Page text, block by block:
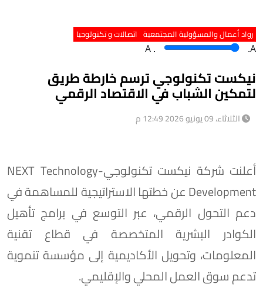
رواد أعمال والمسؤولية المجتمعية اتصالات و تكنولوجيا
A . .A
نيكست تكنولوجي ترسم خارطة طريق
لتمكين الشباب في الاقتصاد الرقمي
الثلاثاء، 09 يونيو 2026 12:49 م
أعلنت شركة نيكست تكنولوجي-NEXT Technology
Development عن خطتها الاستراتيجية للمساهمة في
دعم التحول الرقمي، عبر التوسع في برامج تأهيل
الكوادر البشرية المتخصصة في قطاع تقنية
المعلومات، وتحويل الأكاديمية إلى مؤسسة تنموية
تدعم سوق العمل المحلي والإقليمي.